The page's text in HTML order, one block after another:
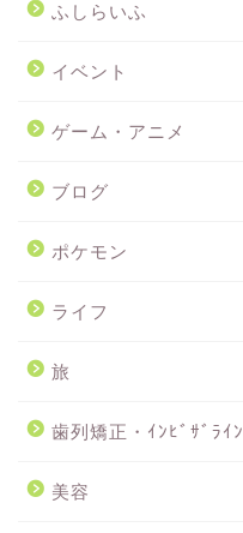
ふしらいふ
イベント
ゲーム・アニメ
ブログ
ポケモン
ライフ
旅
歯列矯正・ｲﾝﾋﾞｻﾞﾗｲﾝ
美容